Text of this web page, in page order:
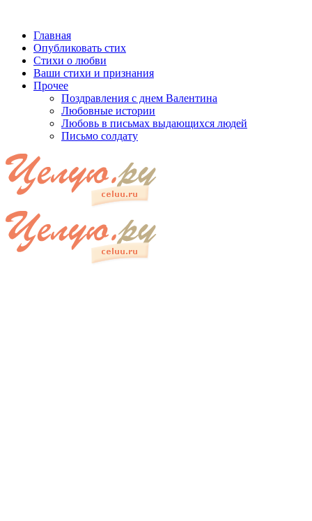
Главная
Опубликовать стих
Стихи о любви
Ваши стихи и признания
Прочее
Поздравления с днем Валентина
Любовные истории
Любовь в письмах выдающихся людей
Письмо солдату